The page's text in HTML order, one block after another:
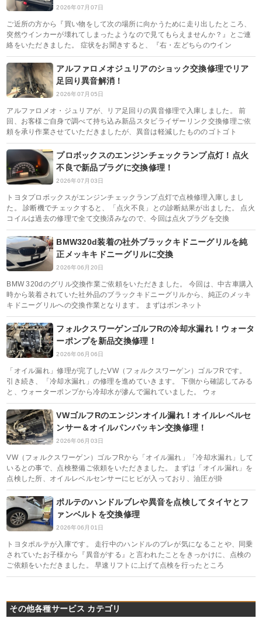
2026年07月07日
ご近所の方から『買い物をして次の場所に向かうために走り出したところ、
突然ウインカーが壊れてしまったようなので見てもらえませんか？』とご連
絡をいただきました。 症状をお聞きすると、『右・左どちらのウイン
アルファロメオジュリアのショック交換修理でリア
足回り異音解消！
2026年07月05日
アルファロメオ・ジュリアが、リア足回りの異音修理で入庫しました。 前
回、お客様ご自身で調べて持ち込み新品スタビライザーリンク交換修理ご依
頼を承り作業させていただきましたが、異音は軽減したもののゴトゴト
プロボックスのエンジンチェックランプ点灯！点火
不良で新品プラグに交換修理！
2026年07月03日
トヨタプロボックスがエンジンチェックランプ点灯で点検修理入庫しまし
た。 診断機でチェックすると、「点火不良」との診断結果が出ました。 点火
コイルは過去の修理で全て交換済みなので、今回は点火プラグを交換
BMW320d装着の社外ブラックキドニーグリルを純
正メッキキドニーグリルに交換
2026年06月20日
BMW 320dのグリル交換作業ご依頼をいただきました。 今回は、中古車購入
時から装着されていた社外品のブラックキドニーグリルから、純正のメッキ
キドニーグリルへの交換作業となります。 まずはボンネット
フォルクスワーゲンゴルフRの冷却水漏れ！ウォータ
ーポンプを新品交換修理！
2026年06月06日
「オイル漏れ」修理が完了したVW（フォルクスワーゲン）ゴルフRです。
引き続き、「冷却水漏れ」の修理を進めていきます。 下側から確認してみる
と、ウォーターポンプから冷却水が滲んで漏れていました。 ウォ
VWゴルフRのエンジンオイル漏れ！オイルレベルセ
ンサー＆オイルパンパッキン交換修理！
2026年06月03日
VW（フォルクスワーゲン）ゴルフRから「オイル漏れ」「冷却水漏れ」して
いるとの事で、点検整備ご依頼をいただきました。 まずは「オイル漏れ」を
点検した所、オイルレベルセンサーにヒビが入っており、油圧が掛
ポルテのハンドルブレや異音を点検してタイヤとフ
ァンベルトを交換修理
2026年06月01日
トヨタポルテが入庫です。 走行中のハンドルのブレが気になることや、同乗
されていたお子様から『異音がする』と言われたことをきっかけに、点検の
ご依頼をいただきました。 早速リフトに上げて点検を行ったところ
その他各種サービス カテゴリ